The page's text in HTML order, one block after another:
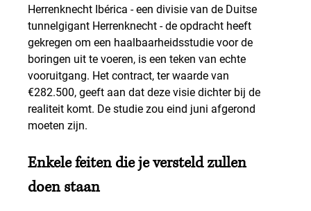
Herrenknecht Ibérica - een divisie van de Duitse
tunnelgigant Herrenknecht - de opdracht heeft
gekregen om een haalbaarheidsstudie voor de
boringen uit te voeren, is een teken van echte
vooruitgang. Het contract, ter waarde van
€282.500, geeft aan dat deze visie dichter bij de
realiteit komt. De studie zou eind juni afgerond
moeten zijn.
Enkele feiten die je versteld zullen
doen staan